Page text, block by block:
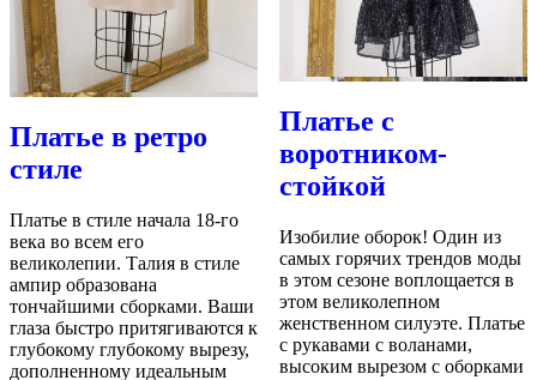
Платье в ретро
стиле
Платье в стиле начала 18-го
века во всем его
великолепии. Талия в стиле
ампир образована
тончайшими сборками. Ваши
глаза быстро притягиваются к
глубокому глубокому вырезу,
дополненному идеальным
Платье с
воротником-
стойкой
Изобилие оборок! Один из
самых горячих трендов моды
в этом сезоне воплощается в
этом великолепном
женственном силуэте. Платье
с рукавами с воланами,
высоким вырезом с оборками